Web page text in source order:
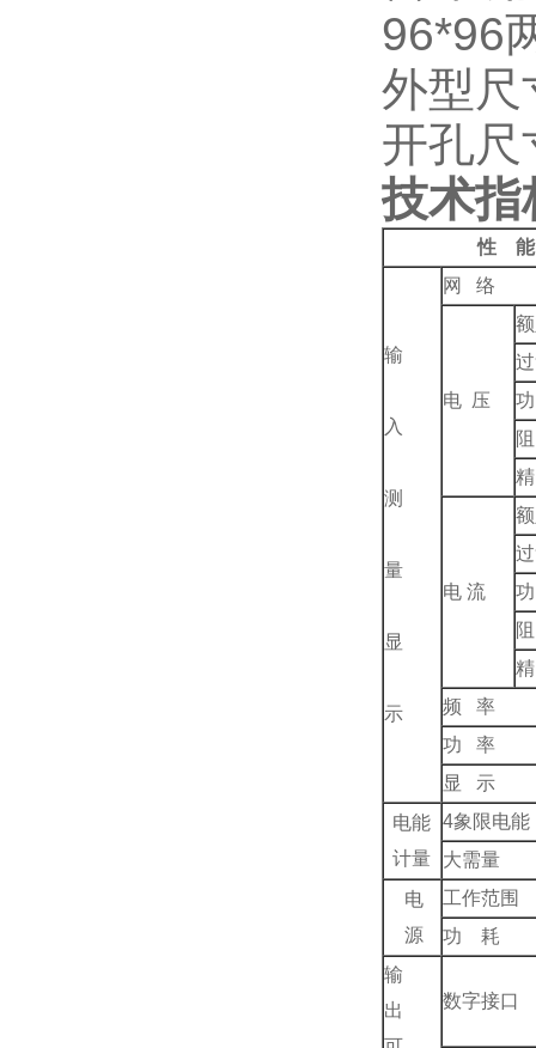
96*96
外型尺
开孔尺
技术指
性 能
输
入
测
量
显
示
网 络
电 压
电 流
频 率
功 率
显 示
电能
计量
4象限电能
大需量
电
源
工作范围
功 耗
输
出
数字接口